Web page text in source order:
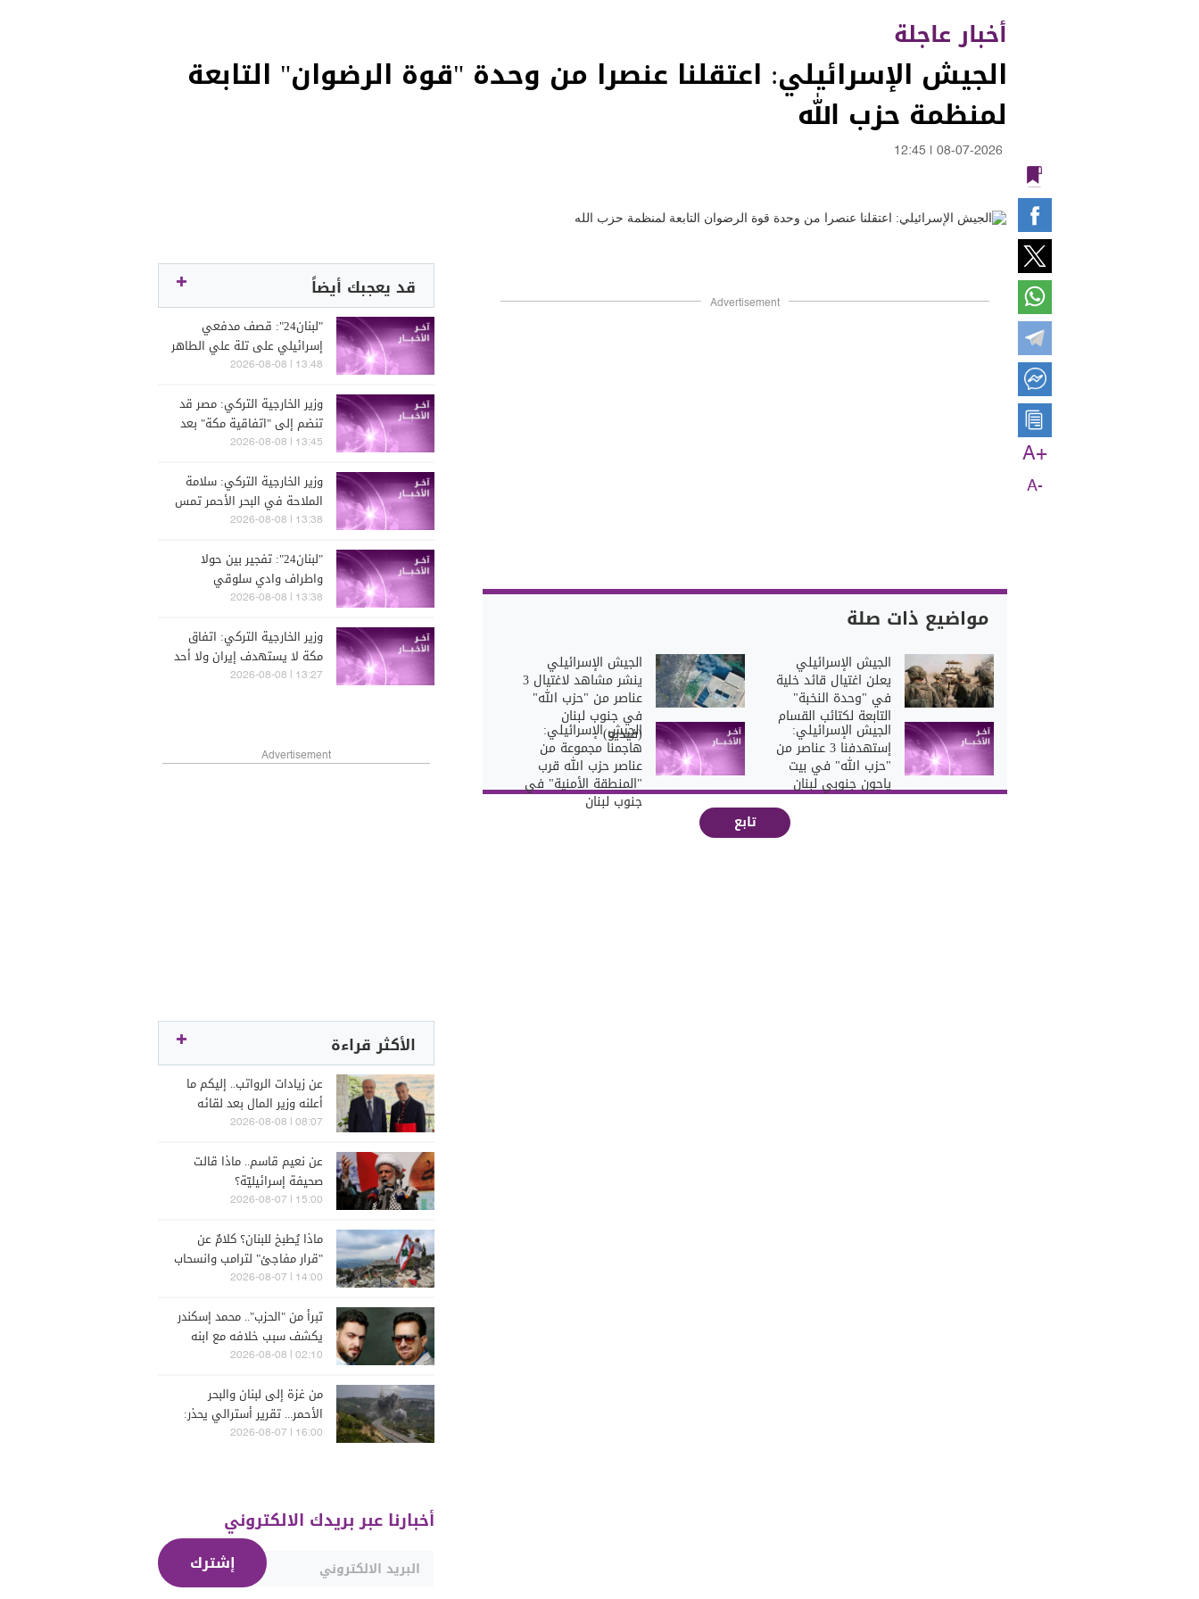
أخبار عاجلة
الجيش الإسرائيلي: اعتقلنا عنصرا من وحدة "قوة الرضوان" التابعة
لمنظمة حزب الله
08-07-2026
12:45
A+
A-
Advertisement
مواضيع ذات صلة
الجيش الإسرائيلي
يعلن اغتيال قائد خلية
في "وحدة النخبة"
التابعة لكتائب القسام
الجيش الإسرائيلي
ينشر مشاهد لاغتيال 3
عناصر من "حزب الله"
في جنوب لبنان
(فيديو) الجيش الإسرائيلي:
إستهدفنا 3 عناصر من
"حزب الله" في بيت
ياحون جنوبي لبنان
الجيش الإسرائيلي:
هاجمنا مجموعة من
عناصر حزب الله قرب
"المنطقة الأمنية" في
جنوب لبنان
تابع
قد يعجبك أيضاً
"لبنان24": قصف مدفعي
إسرائيلي على تلة علي الطاهر
13:48 | 2026-08-08
وزير الخارجية التركي: مصر قد
تنضم إلى "اتفاقية مكة" بعد
تسوية بعض المسائل الفنية
13:45 | 2026-08-08
وزير الخارجية التركي: سلامة
الملاحة في البحر الأحمر تمس
مصالحنا ولذلك يجب أن تكون
13:38 | 2026-08-08
"لبنان24": تفجير بين حولا
واطراف وادي سلوقي
13:38 | 2026-08-08
وزير الخارجية التركي: اتفاق
مكة لا يستهدف إيران ولا أحد
يعد هدفا ما دام لا يهاجم
13:27 | 2026-08-08
Advertisement
الأكثر قراءة
عن زيادات الرواتب.. إليكم ما
أعلنه وزير المال بعد لقائه
الراعي
08:07 | 2026-08-08
عن نعيم قاسم.. ماذا قالت
صحيفة إسرائيليّة؟
15:00 | 2026-08-07
ماذا يُطبخ للبنان؟ كلامٌ عن
"قرار مفاجئ" لترامب وانسحاب
إسرائيل
14:00 | 2026-08-07
تبرأ من "الحزب".. محمد إسكندر
يكشف سبب خلافه مع ابنه
فارس (فيديو)
02:10 | 2026-08-08
من غزة إلى لبنان والبحر
الأحمر... تقرير أسترالي يحذر:
الشرق الأوسط يدخل أخطر
16:00 | 2026-08-07
أخبارنا عبر بريدك الالكتروني
إشترك